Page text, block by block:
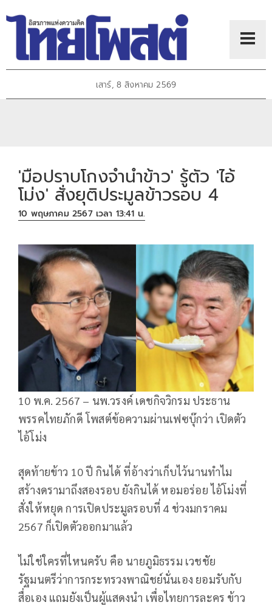
เสาร์, 8 สิงหาคม 2569
'มือปราบโกงจำนำข้าว' รู้ตัว 'ไอ้
โม่ง' สั่งยุติประมูลข้าวรอบ 4
10 พฤษภาคม 2567 เวลา 13:41 น.
10 พ.ค. 2567 – นพ.วรงค์ เดชกิจวิกรม ประธาน
พรรคไทยภักดี โพสต์ข้อความผ่านเฟซบุ๊กว่า เปิดตัว
ไอ้โม่ง
สุดท้ายข้าว 10 ปี กินได้ ที่อ้างว่าเก็บไว้นานทำไม
สร้างดรามาถึงสองรอบ ยังกินได้ หอมอร่อย ไอ้โม่งที่
สั่งให้หยุด การเปิดประมูลรอบที่ 4 ช่วงมกราคม
2567 ก็เปิดตัวออกมาแล้ว
ไม่ใช่ใครที่ไหนครับ คือ นายภูมิธรรม เวชชัย
รัฐมนตรีว่าการกระทรวงพาณิชย์นั่นเอง ยอมรับกับ
สื่อเอง แถมยังเป็นผู้แสดงนำ เพื่อไทยการละคร ข้าว